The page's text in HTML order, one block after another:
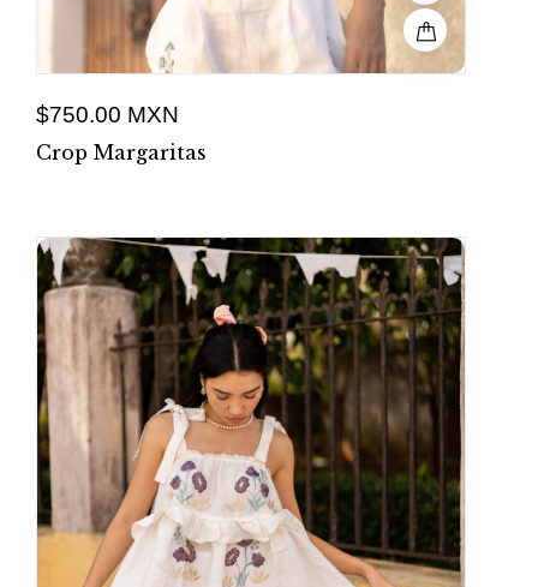
$750.00 MXN
Crop Margaritas